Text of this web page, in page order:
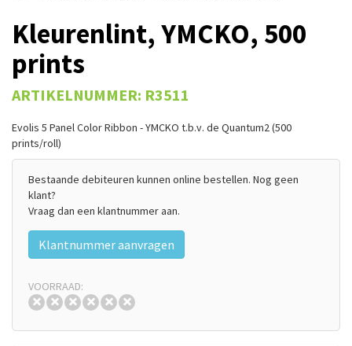
Kleurenlint, YMCKO, 500
prints
ARTIKELNUMMER: R3511
Evolis 5 Panel Color Ribbon - YMCKO t.b.v. de Quantum2 (500
prints/roll)
Bestaande debiteuren kunnen online bestellen. Nog geen
klant?
Vraag dan een klantnummer aan.
Klantnummer aanvragen
VOORRAAD: